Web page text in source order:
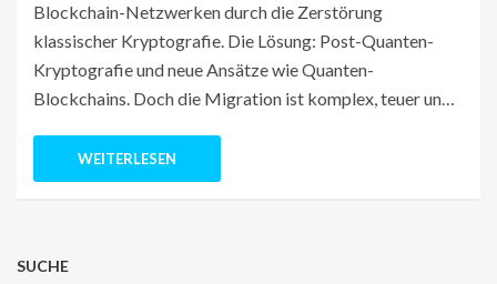
Blockchain-Netzwerken durch die Zerstörung
klassischer Kryptografie. Die Lösung: Post-Quanten-
Kryptografie und neue Ansätze wie Quanten-
Blockchains. Doch die Migration ist komplex, teuer und
WEITERLESEN
SUCHE